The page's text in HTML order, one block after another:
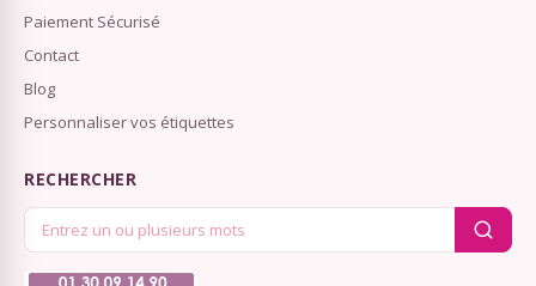
Paiement Sécurisé
Contact
Blog
Personnaliser vos étiquettes
RECHERCHER